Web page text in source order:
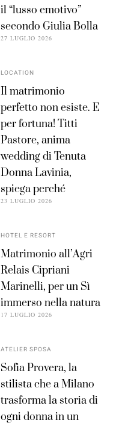
il “lusso emotivo”
secondo Giulia Bolla
27 LUGLIO 2026
LOCATION
Il matrimonio
perfetto non esiste. E
per fortuna! Titti
Pastore, anima
wedding di Tenuta
Donna Lavinia,
spiega perché
23 LUGLIO 2026
HOTEL E RESORT
Matrimonio all’Agri
Relais Cipriani
Marinelli, per un Sì
immerso nella natura
17 LUGLIO 2026
ATELIER SPOSA
Sofia Provera, la
stilista che a Milano
trasforma la storia di
ogni donna in un